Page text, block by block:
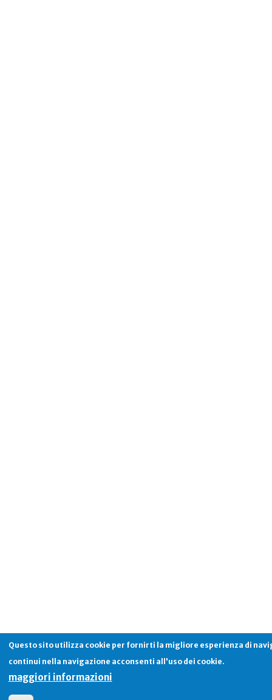
Questo sito utilizza cookie per fornirti la migliore esperienza di
continui nella navigazione acconsenti all'uso dei cookie.
maggiori informazioni